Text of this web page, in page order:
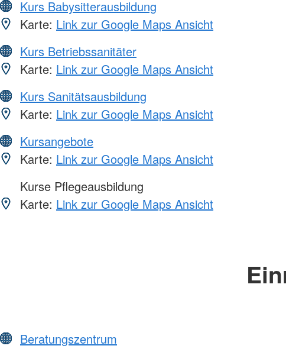
Kurs Babysitterausbildung
Karte: Link zur Google Maps Ansicht
Kurs Betriebssanitäter
Karte: Link zur Google Maps Ansicht
Kurs Sanitätsausbildung
Karte: Link zur Google Maps Ansicht
Kursangebote
Karte: Link zur Google Maps Ansicht
Kurse Pflegeausbildung
Karte: Link zur Google Maps Ansicht
Beratungszentrum